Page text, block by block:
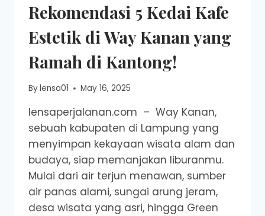
Rekomendasi 5 Kedai Kafe
Estetik di Way Kanan yang
Ramah di Kantong!
Bylensa01 May 16, 2025
lensaperjalanan.com – Way Kanan,
sebuah kabupaten di Lampung yang
menyimpan kekayaan wisata alam dan
budaya, siap memanjakan liburanmu.
Mulai dari air terjun menawan, sumber
air panas alami, sungai arung jeram,
desa wisata yang asri, hingga Green